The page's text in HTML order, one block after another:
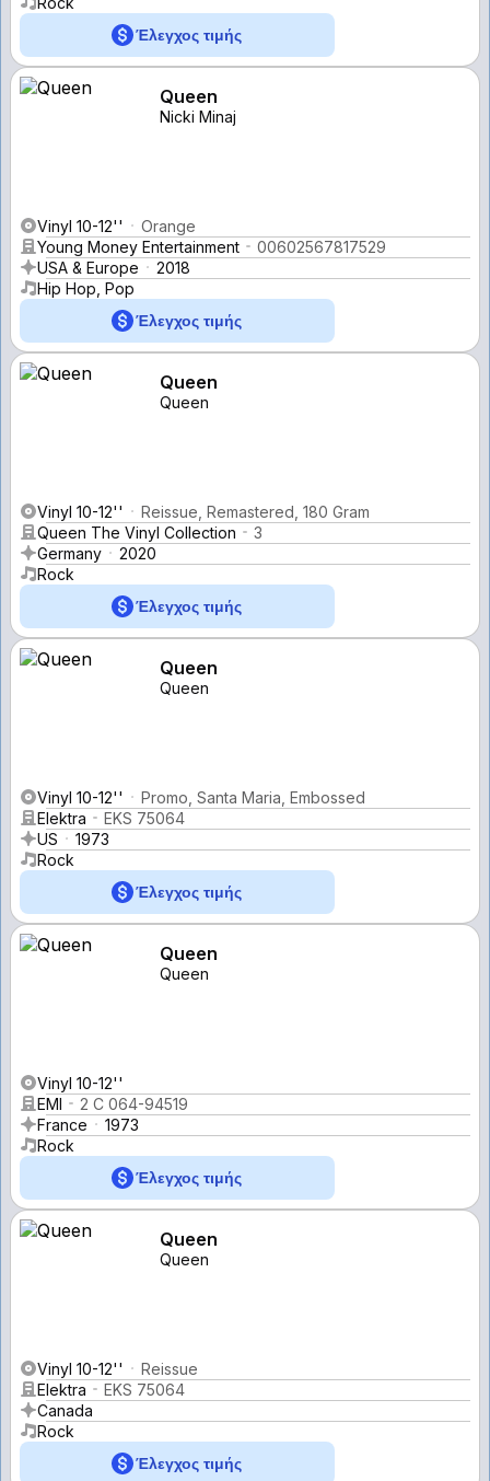
Έλεγχος τιμής
Queen
Nicki Minaj
Vinyl 10-12''
Orange
Young Money Entertainment
00602567817529
USA & Europe
2018
Hip Hop, Pop
Έλεγχος τιμής
Queen
Queen
Vinyl 10-12''
Reissue, Remastered, 180 Gram
Queen The Vinyl Collection
3
Germany
2020
Rock
Έλεγχος τιμής
Queen
Queen
Vinyl 10-12''
Promo, Santa Maria, Embossed
Elektra
EKS 75064
US
1973
Rock
Έλεγχος τιμής
Queen
Queen
Vinyl 10-12''
EMI
2 C 064-94519
France
1973
Rock
Έλεγχος τιμής
Queen
Queen
Vinyl 10-12''
Reissue
Elektra
EKS 75064
Canada
Rock
Έλεγχος τιμής